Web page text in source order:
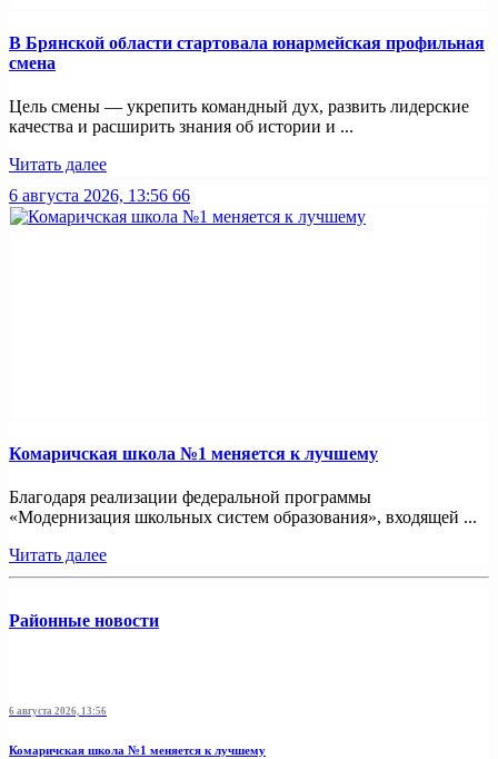
В Брянской области стартовала юнармейская профильная
смена
Цель смены — укрепить командный дух, развить лидерские
качества и расширить знания об истории и ...
Читать далее
6 августа 2026, 13:56 66
Комаричская школа №1 меняется к лучшему
Благодаря реализации федеральной программы
«Модернизация школьных систем образования», входящей ...
Читать далее
Районные новости
6 августа 2026, 13:56
Комаричская школа №1 меняется к лучшему